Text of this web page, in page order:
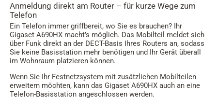
Anmeldung direkt am Router – für kurze Wege zum
Telefon
Ein Telefon immer griffbereit, wo Sie es brauchen? Ihr
Gigaset A690HX macht’s möglich. Das Mobilteil meldet sich
über Funk direkt an der DECT-Basis Ihres Routers an, sodass
Sie keine Basisstation mehr benötigen und Ihr Gerät überall
im Wohnraum platzieren können.
Wenn Sie Ihr Festnetzsystem mit zusätzlichen Mobilteilen
erweitern möchten, kann das Gigaset A690HX auch an eine
Telefon-Basisstation angeschlossen werden.